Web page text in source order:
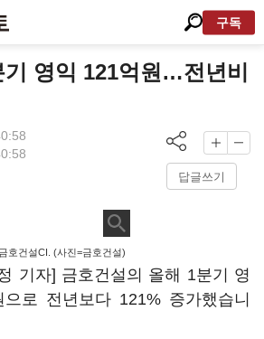
구독
영익 121억원…전년비
답글쓰기
호건설CI. (사진=금호건설)
기자] 금호건설의 올해 1분기 영
로 전년보다 121% 증가했습니